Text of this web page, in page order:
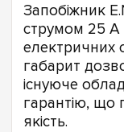
Запобіжник
струмом 25 А
електричних
габарит
існуюче
гарантію, що
якість.